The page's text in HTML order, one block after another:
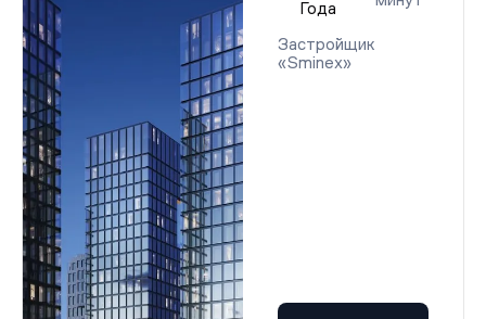
Года
Застройщик
«Sminex»